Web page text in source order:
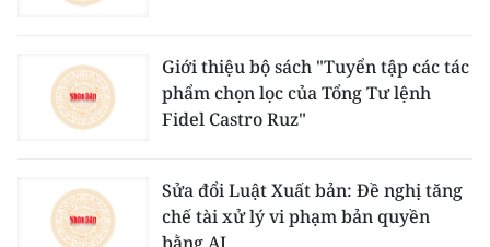
Giới thiệu bộ sách "Tuyển tập các tác
phẩm chọn lọc của Tổng Tư lệnh
Fidel Castro Ruz"
Sửa đổi Luật Xuất bản: Đề nghị tăng
chế tài xử lý vi phạm bản quyền